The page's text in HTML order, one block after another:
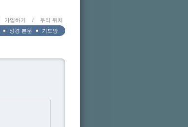
가입하기 /
우리 위치
성경 본문 기도방